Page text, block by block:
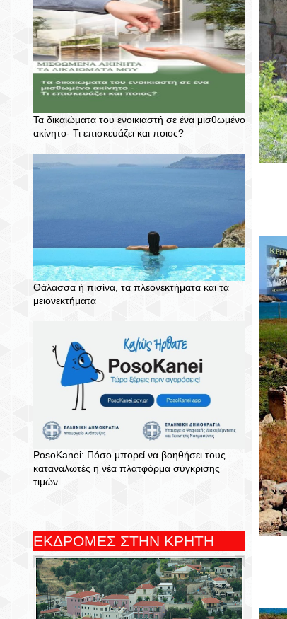
Τα δικαιώματα του ενοικιαστή σε ένα μισθωμένο
ακίνητο- Τι επισκευάζει και ποιος?
Θάλασσα ή πισίνα, τα πλεονεκτήματα και τα
μειονεκτήματα
PosoKanei: Πόσο μπορεί να βοηθήσει τους
καταναλωτές η νέα πλατφόρμα σύγκρισης
τιμών
ΕΚΔΡΟΜΕΣ ΣΤΗΝ ΚΡΗΤΗ